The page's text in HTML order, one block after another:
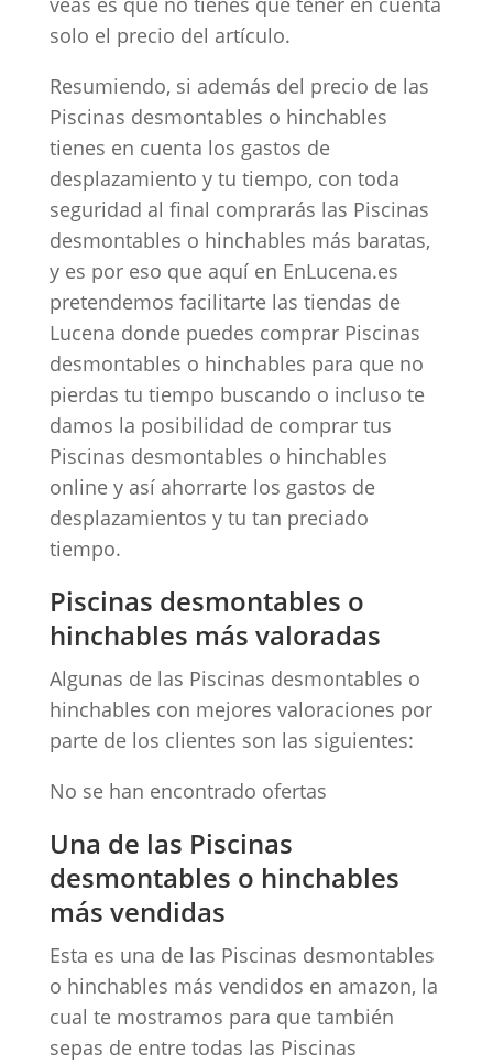
solo el precio del artículo.
Resumiendo, si además del precio de las
Piscinas desmontables o hinchables
tienes en cuenta los gastos de
desplazamiento y tu tiempo, con toda
seguridad al final comprarás las Piscinas
desmontables o hinchables más baratas,
y es por eso que aquí en EnLucena.es
pretendemos facilitarte las tiendas de
Lucena donde puedes comprar Piscinas
desmontables o hinchables para que no
pierdas tu tiempo buscando o incluso te
damos la posibilidad de comprar tus
Piscinas desmontables o hinchables
online y así ahorrarte los gastos de
desplazamientos y tu tan preciado
tiempo.
Piscinas desmontables o
hinchables más valoradas
Algunas de las Piscinas desmontables o
hinchables con mejores valoraciones por
parte de los clientes son las siguientes:
No se han encontrado ofertas
Una de las Piscinas
desmontables o hinchables
más vendidas
Esta es una de las Piscinas desmontables
o hinchables más vendidos en amazon, la
cual te mostramos para que también
sepas de entre todas las Piscinas